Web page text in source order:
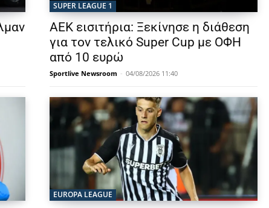
SUPER LEAGUE 1
ΑΕΚ εισιτήρια: Ξεκίνησε η διάθεση
για τον τελικό Super Cup με ΟΦΗ
από 10 ευρώ
Sportlive Newsroom - 04/08/2026 11:40
EUROPA LEAGUE